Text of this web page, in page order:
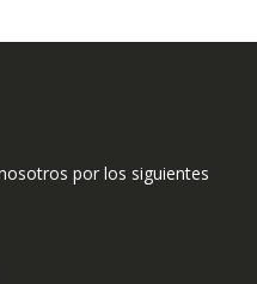
por los siguientes